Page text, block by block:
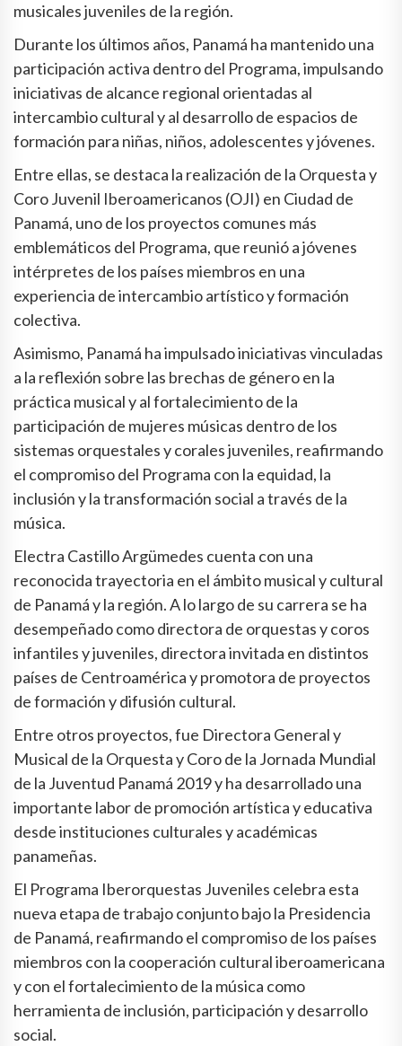
musicales juveniles de la región.
Durante los últimos años, Panamá ha mantenido una
participación activa dentro del Programa, impulsando
iniciativas de alcance regional orientadas al
intercambio cultural y al desarrollo de espacios de
formación para niñas, niños, adolescentes y jóvenes.
Entre ellas, se destaca la realización de la Orquesta y
Coro Juvenil Iberoamericanos (OJI) en Ciudad de
Panamá, uno de los proyectos comunes más
emblemáticos del Programa, que reunió a jóvenes
intérpretes de los países miembros en una
experiencia de intercambio artístico y formación
colectiva.
Asimismo, Panamá ha impulsado iniciativas vinculadas
a la reflexión sobre las brechas de género en la
práctica musical y al fortalecimiento de la
participación de mujeres músicas dentro de los
sistemas orquestales y corales juveniles, reafirmando
el compromiso del Programa con la equidad, la
inclusión y la transformación social a través de la
música.
Electra Castillo Argümedes cuenta con una
reconocida trayectoria en el ámbito musical y cultural
de Panamá y la región. A lo largo de su carrera se ha
desempeñado como directora de orquestas y coros
infantiles y juveniles, directora invitada en distintos
países de Centroamérica y promotora de proyectos
de formación y difusión cultural.
Entre otros proyectos, fue Directora General y
Musical de la Orquesta y Coro de la Jornada Mundial
de la Juventud Panamá 2019 y ha desarrollado una
importante labor de promoción artística y educativa
desde instituciones culturales y académicas
panameñas.
El Programa Iberorquestas Juveniles celebra esta
nueva etapa de trabajo conjunto bajo la Presidencia
de Panamá, reafirmando el compromiso de los países
miembros con la cooperación cultural iberoamericana
y con el fortalecimiento de la música como
herramienta de inclusión, participación y desarrollo
social.